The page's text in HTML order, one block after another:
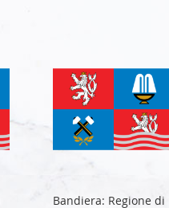
Bandiera: Regione di